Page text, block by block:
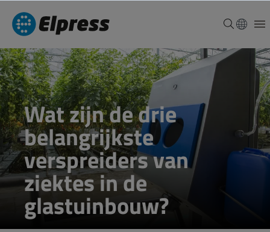
Wat zijn de drie
belangrijkste
verspreiders van
ziektes in de
glastuinbouw?